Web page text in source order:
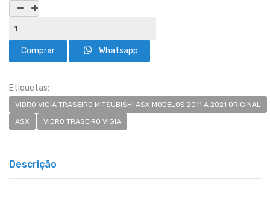
Whatsapp
Etiquetas:
VIDRO VIGIA TRASEIRO MITSUBISHI ASX MODELOS 2011 A 2021 ORIGINAL
ASX
VIDRO TRASEIRO VIGIA
Descrição